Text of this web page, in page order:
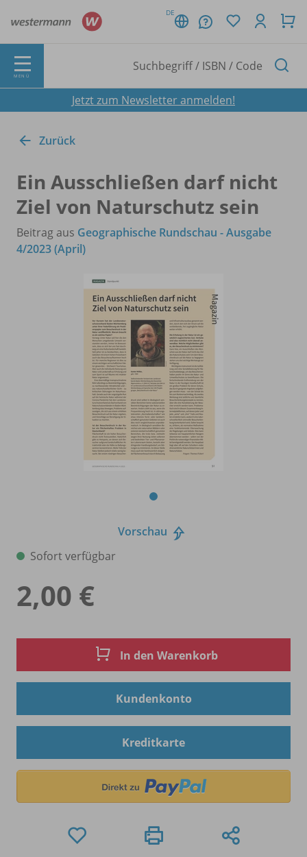
DE
MENÜ
Jetzt zum Newsletter anmelden!
Zurück
Ein Ausschließen darf nicht
Ziel von Naturschutz sein
Beitrag aus Geographische Rundschau - Ausgabe
4/2023 (April)
Vorschau
Sofort verfügbar
2,00 €
In den Warenkorb
Kundenkonto
Kreditkarte